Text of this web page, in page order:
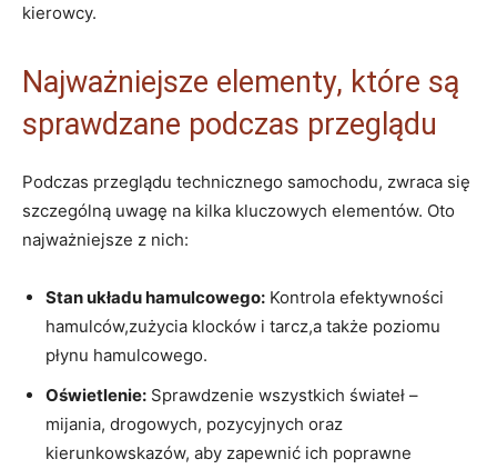
kierowcy.
Najważniejsze elementy, które są
sprawdzane podczas przeglądu
Podczas przeglądu technicznego samochodu, zwraca się
szczególną uwagę na kilka kluczowych elementów. Oto
najważniejsze z nich:
Stan układu hamulcowego: Kontrola efektywności
hamulców,zużycia klocków i tarcz,a także poziomu
płynu hamulcowego.
Oświetlenie: Sprawdzenie wszystkich świateł –
mijania, drogowych, pozycyjnych oraz
kierunkowskazów, aby zapewnić ich poprawne